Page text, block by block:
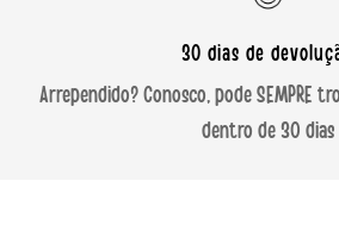
30 dias de
Arrependido? Conosco, pode SEMPRE
dentro de 30 dias